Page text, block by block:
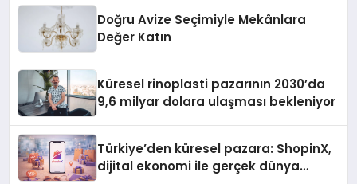
Doğru Avize Seçimiyle Mekânlara
Değer Katın
Küresel rinoplasti pazarının 2030’da
9,6 milyar dolara ulaşması bekleniyor
Türkiye’den küresel pazara: ShopinX,
dijital ekonomi ile gerçek dünya